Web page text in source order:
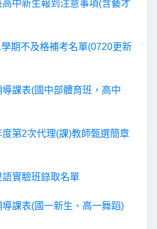
中新生報到注意事項(含藝才
期不及格補考名單(0720更新
課表(國中部體育班，高中
第2次代理(課)教師甄選簡章
實驗班錄取名單
課表(國一新生、高一舞蹈)